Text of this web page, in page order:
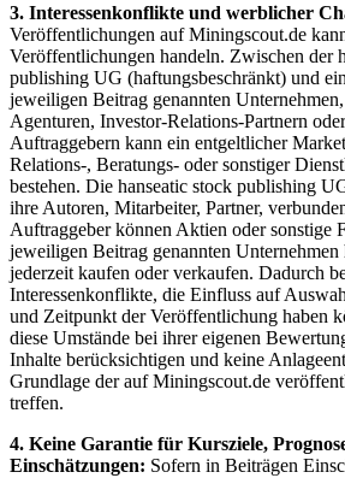
3. Interessenkonflikte und werblicher
Veröffentlichungen auf Miningscout.de
Veröffentlichungen handeln. Zwischen der
publishing UG (haftungsbeschränkt) und
jeweiligen Beitrag genannten
Agenturen, Investor-Relations-Partnern
Auftraggebern kann ein entgeltlicher
Relations-, Beratungs- oder sonstiger
bestehen. Die hanseatic stock publishing
ihre Autoren, Mitarbeiter, Partner,
Auftraggeber können Aktien oder sonstige
jeweiligen Beitrag genannten Unternehmen
jederzeit kaufen oder verkaufen. Dadurch
Interessenkonflikte, die Einfluss auf
und Zeitpunkt der Veröffentlichung haben
diese Umstände bei ihrer eigenen
Inhalte berücksichtigen und keine
Grundlage der auf Miningscout.de
treffen.
4. Keine Garantie für Kursziele,
Einschätzungen: Sofern in Beiträgen